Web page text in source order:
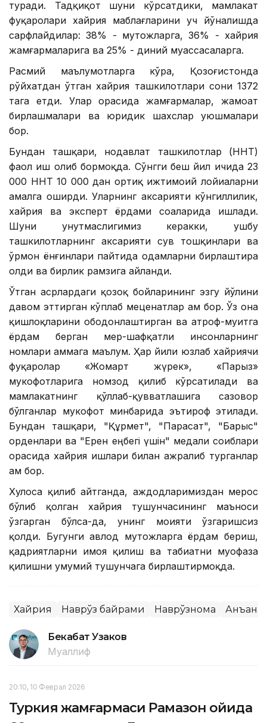
туради. Тадқиқот шуни кўрсатдики, мамлакат
фуқаролари хайрия маблағларини уч йўналишда
сарфлайдилар: 38% - муҳтожларга, 36% - хайрия
жамғармаларига ва 25% - диний муассасаларга.
Расмий маълумотларга кўра, Қозоғистонда
рўйхатдан ўтган хайрия ташкилотлари сони 1372
тага етди. Улар орасида жамғармалар, жамоат
бирлашмалари ва юридик шахслар уюшмалари
бор.
Бундан ташқари, нодавлат ташкилотлар (ННТ)
фаол иш олиб бормоқда. Сўнгги беш йил ичида 23
000 ННТ 10 000 дан ортиқ ижтимоий лойиҳаларни
амалга оширди. Уларнинг аксарияти кўнгиллилик,
хайрия ва эксперт ёрдами соҳаларида ишлади.
Шуни унутмаслигимиз керакки, ушбу
ташкилотларнинг аксарияти сув тошқинлари ва
ўрмон ёнғинлари пайтида одамларни бирлаштира
олди ва бирлик рамзига айланди.
Ўтган асрлардаги қозоқ бойларининг эзгу йўлини
давом эттирган кўплаб меценатлар ҳам бор. Ўз она
қишлоқларини ободонлаштирган ва атроф-муҳитга
ёрдам берган меҳр-шафқатли инсонларнинг
номлари ҳаммага маълум. Ҳар йили юзлаб хайриячи
фуқаролар «Жомарт жүрек», «Парыз»
мукофотларига номзод қилиб кўрсатилади ва
мамлакатнинг қўллаб-қувватлашига сазовор
бўлганлар мукофот минбарида эътироф этилади.
Бундан ташқари, "Құрмет", "Парасат", "Барыс"
орденлари ва "Ерен еңбегі үшін" медали соҳиблари
орасида хайрия ишлари билан ажралиб турганлар
ҳам бор.
Хулоса қилиб айтганда, аждодларимиздан мерос
бўлиб қолган хайрия тушунчасининг маъноси
ўзгарган бўлса-да, унинг моҳияти ўзгаришсиз
қолди. Бугунги авлод муҳтожларга ёрдам бериш,
қадриятларни ҳимоя қилиш ва табиатни муҳофаза
қилишни умумий тушунчага бирлаштирмоқда.
Хайрия Наврўз байрами Наврўзнома Анъана
Бекабат Узаков
Муаллиф
20:10, 10 Феврал 2026
Туркия жамғармаси Рамазон ойида